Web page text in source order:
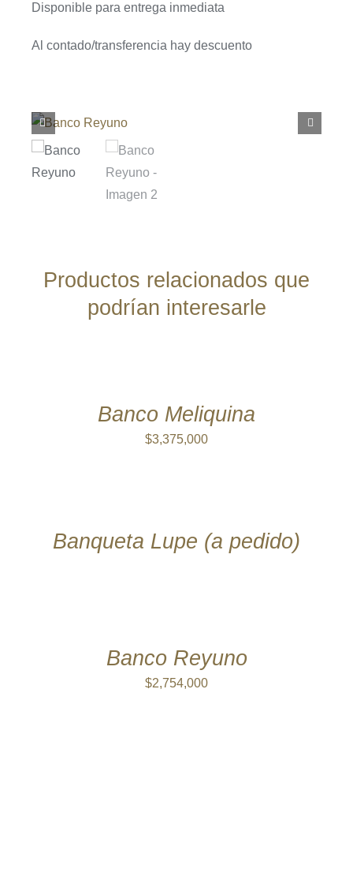
Disponible para entrega inmediata
Al contado/transferencia hay descuento
Productos relacionados que
podrían interesarle
Banco Meliquina
$3,375,000
Banqueta Lupe (a pedido)
Banco Reyuno
$2,754,000